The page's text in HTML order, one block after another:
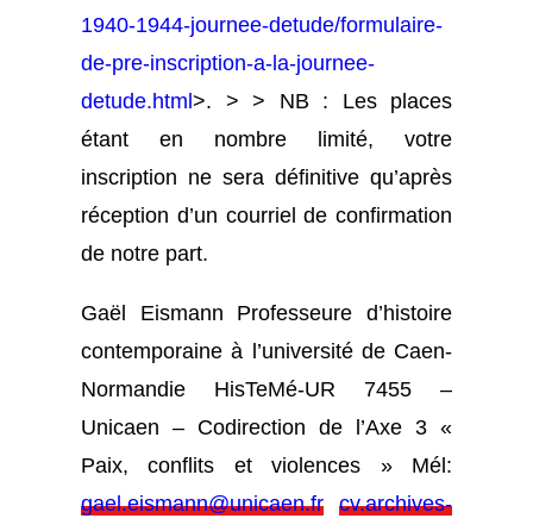
1940-1944-journee-detude/formulaire-
de-pre-inscription-a-la-journee-
detude.html>. > > NB : Les places
étant en nombre limité, votre
inscription ne sera définitive qu’après
réception d’un courriel de confirmation
de notre part.
Gaël Eismann Professeure d’histoire
contemporaine à l’université de Caen-
Normandie HisTeMé-UR 7455 –
Unicaen – Codirection de l’Axe 3 «
Paix, conflits et violences » Mél:
gael.eismann@unicaen.fr
cv.archives-